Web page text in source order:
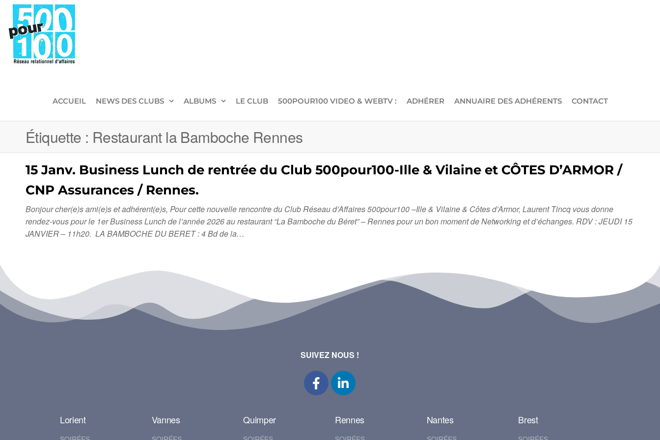
ACCUEIL NEWS DES CLUBS ALBUMS LE CLUB 500POUR100 VIDEO & WEBTV : ADHÉRER ANNUAIRE DES ADHÉRENTS CONTACT
Étiquette : Restaurant la Bamboche Rennes
15 Janv. Business Lunch de rentrée du Club 500pour100-Ille & Vilaine et CÔTES D’ARMOR /
CNP Assurances / Rennes.
Bonjour cher(e)s ami(e)s et adhérent(e)s, Pour cette nouvelle rencontre du Club Réseau d’Affaires 500pour100 –Ille & Vilaine & Côtes d’Armor, Laurent Tincq vous donne
rendez-vous pour le 1er Business Lunch de l’année 2026 au restaurant “La Bamboche du Béret” – Rennes pour un bon moment de Networking et d’échanges. RDV : JEUDI 15
JANVIER – 11h20. LA BAMBOCHE DU BERET : 4 Bd de la…
SUIVEZ NOUS !
Lorient Vannes Quimper Rennes Nantes Brest